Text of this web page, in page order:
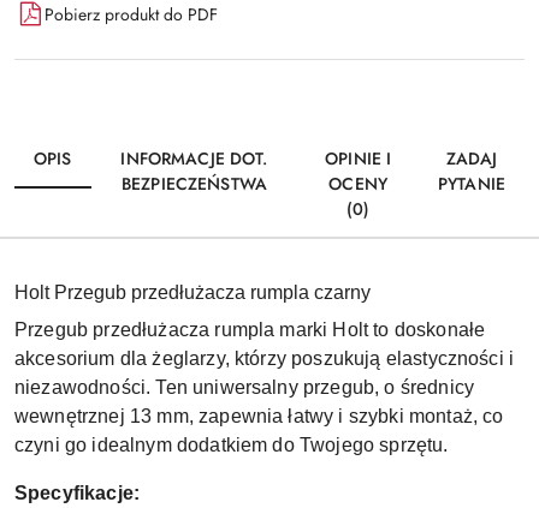
Pobierz produkt do PDF
OPIS
INFORMACJE DOT.
BEZPIECZEŃSTWA
OPINIE I
OCENY
(0)
ZADAJ
PYTANIE
Holt Przegub przedłużacza rumpla czarny
Przegub przedłużacza rumpla marki Holt to doskonałe
akcesorium dla żeglarzy, którzy poszukują elastyczności i
niezawodności. Ten uniwersalny przegub, o średnicy
wewnętrznej 13 mm, zapewnia łatwy i szybki montaż, co
czyni go idealnym dodatkiem do Twojego sprzętu.
Specyfikacje: